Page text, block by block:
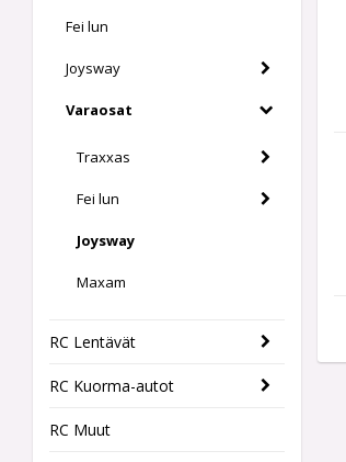
Fei lun
Joysway
Varaosat
Traxxas
Fei lun
Joysway
Maxam
RC Lentävät
RC Kuorma-autot
RC Muut